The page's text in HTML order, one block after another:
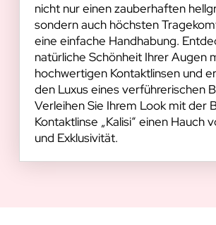
nicht nur einen zauberhaften
sondern auch höchsten
eine einfache Handhabung.
natürliche Schönheit Ihrer Augen
hochwertigen Kontaktlinsen und
den Luxus eines verführerischen
Verleihen Sie Ihrem Look mit der
Kontaktlinse „Kalisi“ einen Hauch
und Exklusivität.